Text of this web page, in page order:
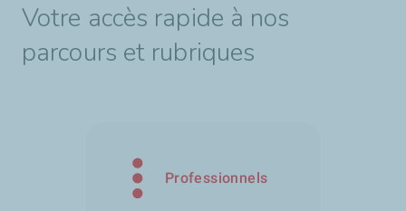
Votre accès rapide à nos
parcours et rubriques
Professionnels